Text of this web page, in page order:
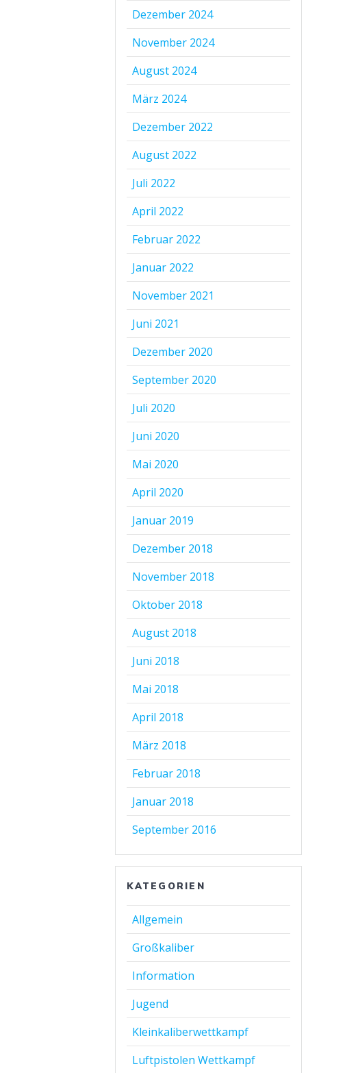
Dezember 2024
November 2024
August 2024
März 2024
Dezember 2022
August 2022
Juli 2022
April 2022
Februar 2022
Januar 2022
November 2021
Juni 2021
Dezember 2020
September 2020
Juli 2020
Juni 2020
Mai 2020
April 2020
Januar 2019
Dezember 2018
November 2018
Oktober 2018
August 2018
Juni 2018
Mai 2018
April 2018
März 2018
Februar 2018
Januar 2018
September 2016
KATEGORIEN
Allgemein
Großkaliber
Information
Jugend
Kleinkaliberwettkampf
Luftpistolen Wettkampf